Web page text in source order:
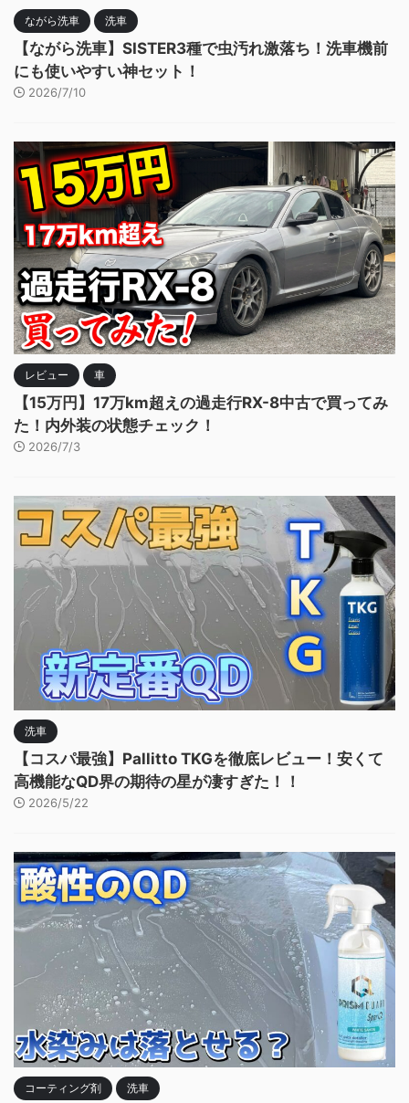
ながら洗車 洗車
【ながら洗車】SISTER3種で虫汚れ激落ち！洗車機前
にも使いやすい神セット！
2026/7/10
レビュー 車
【15万円】17万km超えの過走行RX-8中古で買ってみ
た！内外装の状態チェック！
2026/7/3
洗車
【コスパ最強】Pallitto TKGを徹底レビュー！安くて
高機能なQD界の期待の星が凄すぎた！！
2026/5/22
コーティング剤 洗車